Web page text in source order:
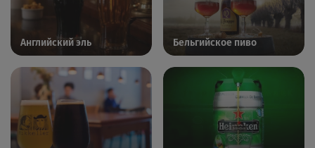
Английский эль Бельгийское пиво